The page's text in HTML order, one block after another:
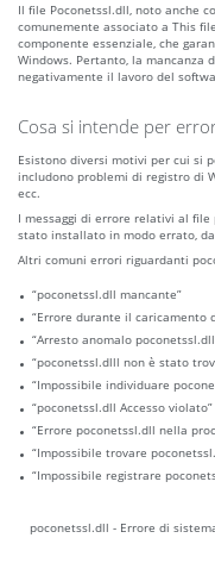
Il file Poconetssl.dll, noto anche
comunemente associato a This
componente essenziale, che
Windows. Pertanto, la mancanza
negativamente il lavoro del
Cosa si intende per
Esistono diversi motivi per cui si
includono problemi di registro di
ecc.
I messaggi di errore relativi al
stato installato in modo errato,
Altri comuni errori riguardanti
“poconetssl.dll mancante”
“Errore durante il caricamento
“Arresto anomalo
“poconetssl.dlll non è stato
“Impossibile individuare
“poconetssl.dll Accesso violato”
“Errore poconetssl.dll nella
“Impossibile trovare
“Impossibile registrare
poconetssl.dll - Errore di